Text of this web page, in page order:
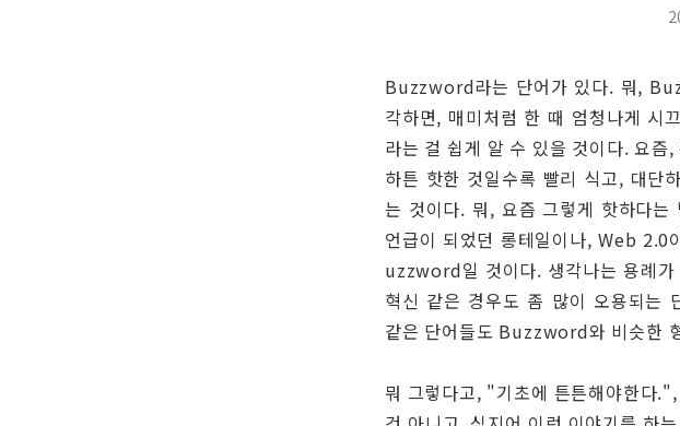
Buzzword라는 단어가 있다. 뭐,
각하면, 매미처럼 한 때 엄청나게 시
라는 걸 쉽게 알 수 있을 것이다. 요즘
하튼 핫한 것일수록 빨리 식고, 대단
는 것이다. 뭐, 요즘 그렇게 핫하다
언급이 되었던 롱테일이나, Web 2.0
uzzword일 것이다. 생각나는 용례가
혁신 같은 경우도 좀 많이 오용되는
같은 단어들도 Buzzword와 비슷한
뭐 그렇다고, "기초에 튼튼해야한다